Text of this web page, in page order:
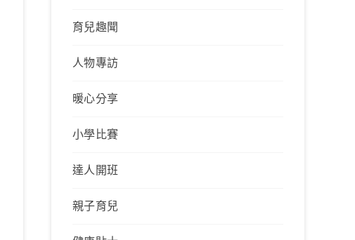
育兒趣聞
人物專訪
暖心分享
小學比賽
達人開班
親子育兒